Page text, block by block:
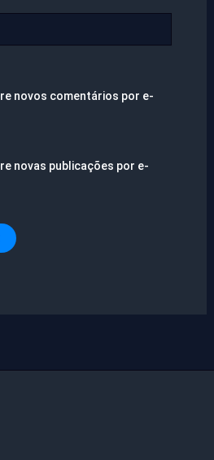
novos comentários por e-
novas publicações por e-